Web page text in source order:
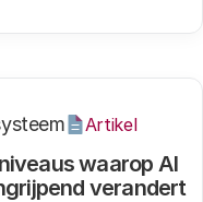
waarop AI
verandert
Artikel